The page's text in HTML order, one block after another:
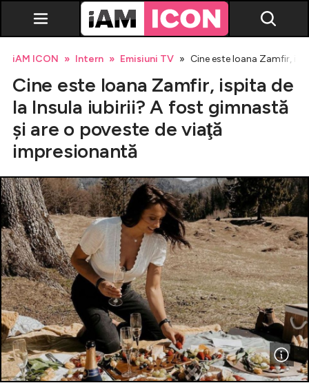
Vedete
Evenimente
Emisiuni TV
Horoscop
Lifestyle
Celebrități
Breaking News
iAM ICON Intern Emisiuni TV Cine este Ioana Zamfir,
Cine este Ioana Zamfir, ispita de
la Insula iubirii? A fost gimnastă
şi are o poveste de viaţă
impresionantă